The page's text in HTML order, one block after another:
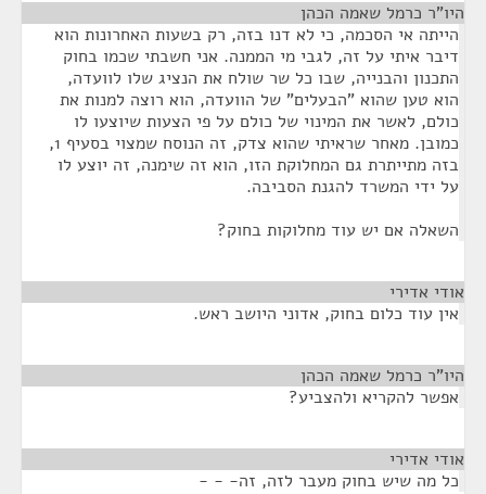
היו"ר כרמל שאמה הכהן
הייתה אי הסכמה, כי לא דנו בזה, רק בשעות האחרונות הוא
דיבר איתי על זה, לגבי מי הממנה. אני חשבתי שכמו בחוק
התכנון והבנייה, שבו כל שר שולח את הנציג שלו לוועדה,
הוא טען שהוא "הבעלים" של הוועדה, הוא רוצה למנות את
כולם, לאשר את המינוי של כולם על פי הצעות שיוצעו לו
כמובן. מאחר שראיתי שהוא צדק, זה הנוסח שמצוי בסעיף 1,
בזה מתייתרת גם המחלוקת הזו, הוא זה שימנה, זה יוצע לו
על ידי המשרד להגנת הסביבה.
השאלה אם יש עוד מחלוקות בחוק?
אודי אדירי
אין עוד כלום בחוק, אדוני היושב ראש.
היו"ר כרמל שאמה הכהן
אפשר להקריא ולהצביע?
אודי אדירי
כל מה שיש בחוק מעבר לזה, זה- - -